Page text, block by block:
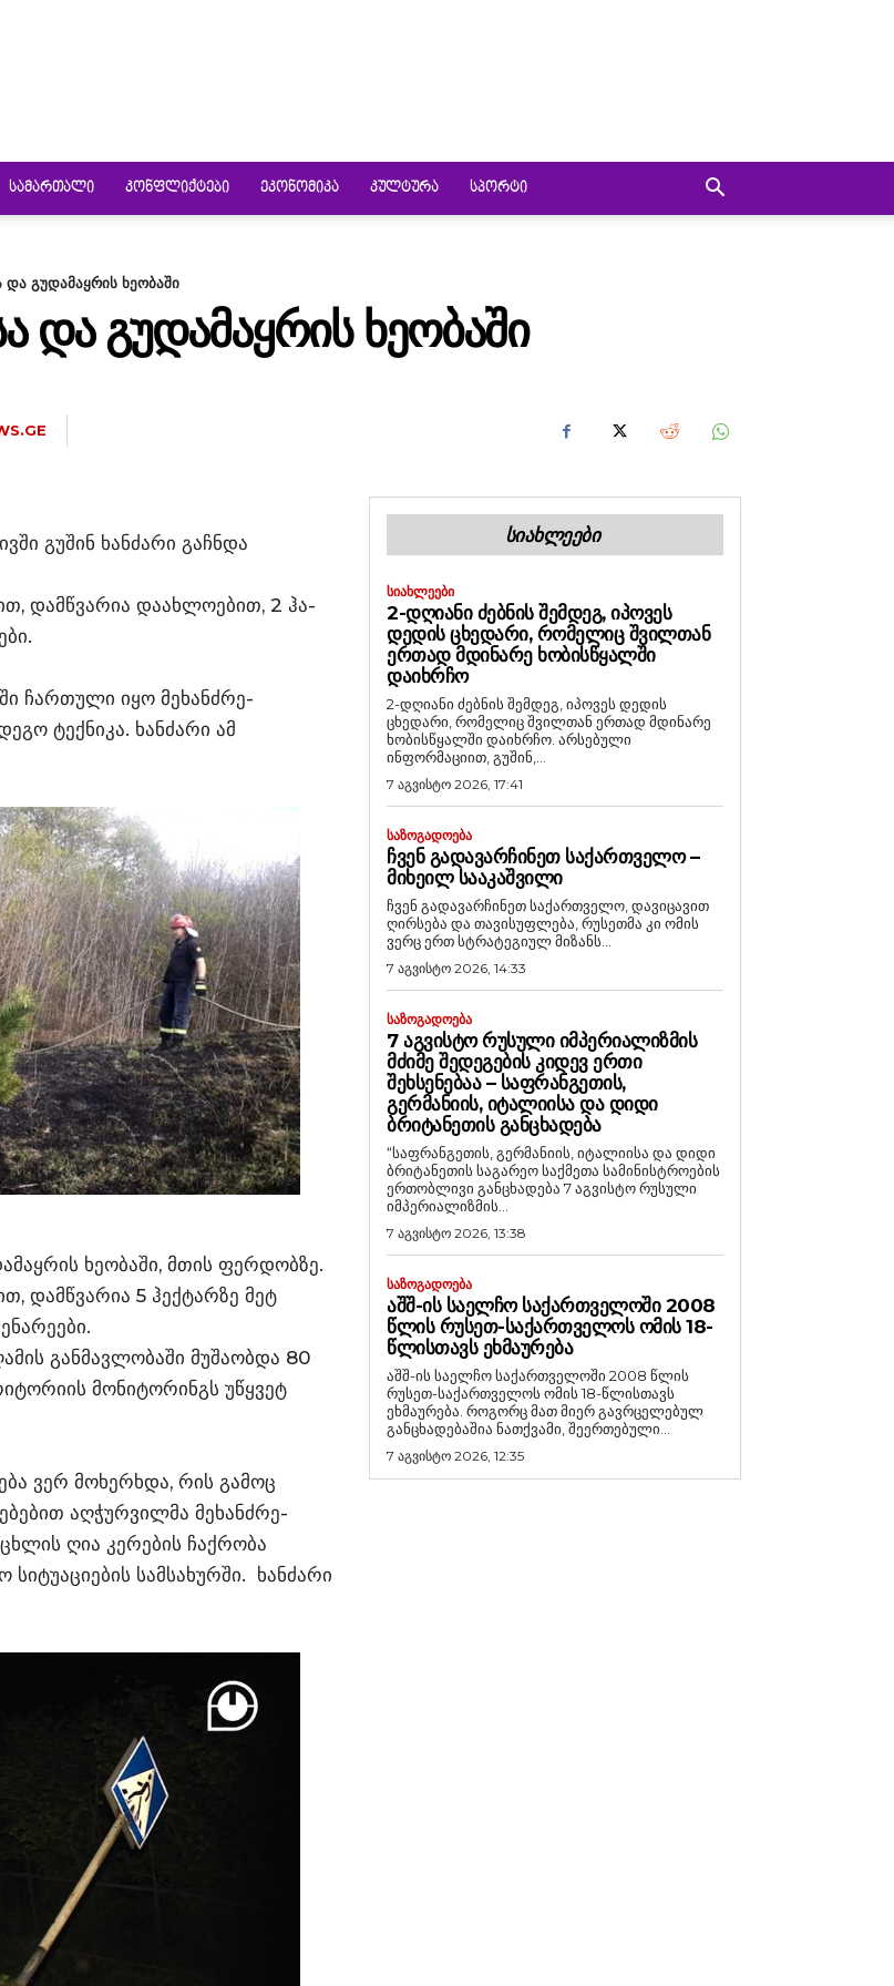
ᲡᲐᲛᲐᲠᲗᲐᲚᲘ ᲙᲝᲜᲤᲚᲘᲥᲢᲔᲑᲘ ᲔᲙᲝᲜᲝᲛᲘᲙᲐ ᲙᲣᲚᲢᲣᲠᲐ ᲡᲞᲝᲠᲢᲘ
და გუდამაყრის ხეობაში
ᲓᲐ ᲒᲣᲓᲐᲛᲐᲧᲠᲘᲡ ᲮᲔᲝᲑᲐᲨᲘ
გუშინ ხანძარი გაჩნდა
დამწვარია დაახლოებით, 2 ჰა-
ჩართული იყო მეხანძრე-
ტექნიკა. ხანძარი ამ
ხეობაში, მთის ფერდობზე.
დამწვარია 5 ჰექტარზე მეტ
განმავლობაში მუშაობდა 80
მონიტორინგს უწყვეტ
ვერ მოხერხდა, რის გამოც
აღჭურვილმა მეხანძრე-
ღია კერების ჩაქრობა
სიტუაციების სამსახურში. ხანძარი
ᲡᲘᲐᲮᲚᲔᲔᲑᲘ
ᲡᲘᲐᲮᲚᲔᲔᲑᲘ
2-ᲓᲦᲘᲐᲜᲘ ᲫᲔᲑᲜᲘᲡ ᲨᲔᲛᲓᲔᲒ, ᲘᲞᲝᲕᲔᲡ
ᲓᲔᲓᲘᲡ ᲪᲮᲔᲓᲐᲠᲘ, ᲠᲝᲛᲔᲚᲘᲪ ᲨᲕᲘᲚᲗᲐᲜ
ᲔᲠᲗᲐᲓ ᲛᲓᲘᲜᲐᲠᲔ ᲮᲝᲑᲘᲡᲬᲧᲐᲚᲨᲘ
ᲓᲐᲘᲮᲠᲩᲝ
2-დღიანი ძებნის შემდეგ, იპოვეს დედის
ცხედარი, რომელიც შვილთან ერთად მდინარე
ხობისწყალში დაიხრჩო. არსებული
ინფორმაციით, გუშინ,...
7 აგვისტო 2026, 17:41
ᲡᲐᲖᲝᲒᲐᲓᲝᲔᲑᲐ
ᲩᲕᲔᲜ ᲒᲐᲓᲐᲕᲐᲠᲩᲘᲜᲔᲗ ᲡᲐᲥᲐᲠᲗᲕᲔᲚᲝ –
ᲛᲘᲮᲔᲘᲚ ᲡᲐᲐᲙᲐᲨᲕᲘᲚᲘ
ჩვენ გადავარჩინეთ საქართველო, დავიცავით
ღირსება და თავისუფლება, რუსეთმა კი ომის
ვერც ერთ სტრატეგიულ მიზანს...
7 აგვისტო 2026, 14:33
ᲡᲐᲖᲝᲒᲐᲓᲝᲔᲑᲐ
7 ᲐᲒᲕᲘᲡᲢᲝ ᲠᲣᲡᲣᲚᲘ ᲘᲛᲞᲔᲠᲘᲐᲚᲘᲖᲛᲘᲡ
ᲛᲫᲘᲛᲔ ᲨᲔᲓᲔᲒᲔᲑᲘᲡ ᲙᲘᲓᲔᲕ ᲔᲠᲗᲘ
ᲨᲔᲮᲡᲔᲜᲔᲑᲐᲐ – ᲡᲐᲤᲠᲐᲜᲒᲔᲗᲘᲡ,
ᲒᲔᲠᲛᲐᲜᲘᲘᲡ, ᲘᲢᲐᲚᲘᲘᲡᲐ ᲓᲐ ᲓᲘᲓᲘ
ᲑᲠᲘᲢᲐᲜᲔᲗᲘᲡ ᲒᲐᲜᲪᲮᲐᲓᲔᲑᲐ
“საფრანგეთის, გერმანიის, იტალიისა და დიდი
ბრიტანეთის საგარეო საქმეთა სამინისტროების
ერთობლივი განცხადება 7 აგვისტო რუსული
იმპერიალიზმის...
7 აგვისტო 2026, 13:38
ᲡᲐᲖᲝᲒᲐᲓᲝᲔᲑᲐ
ᲐᲨᲨ-ᲘᲡ ᲡᲐᲔᲚᲩᲝ ᲡᲐᲥᲐᲠᲗᲕᲔᲚᲝᲨᲘ 2008
ᲬᲚᲘᲡ ᲠᲣᲡᲔᲗ-ᲡᲐᲥᲐᲠᲗᲕᲔᲚᲝᲡ ᲝᲛᲘᲡ 18-
ᲬᲚᲘᲡᲗᲐᲕᲡ ᲔᲮᲛᲐᲣᲠᲔᲑᲐ
აშშ-ის საელჩო საქართველოში 2008 წლის
რუსეთ-საქართველოს ომის 18-წლისთავს
ეხმაურება. როგორც მათ მიერ გავრცელებულ
განცხადებაშია ნათქვამი, შეერთებული...
7 აგვისტო 2026, 12:35